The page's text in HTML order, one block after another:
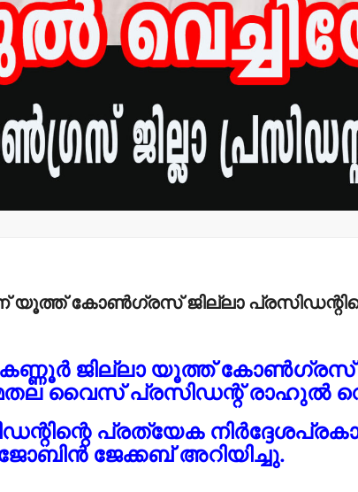
യൂത്ത് കോണ്‍ഗ്രസ് ജില്ലാ
ജില്ലാ യൂത്ത് കോണ്‍ഗ്രസ്
വൈസ് പ്രസിഡന്റ് രാഹുല്‍
പ്രത്യേക
ജേക്കബ് അറിയിച്ചു.